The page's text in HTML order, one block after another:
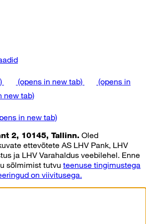
(opens in new tab)
(opens in
new tab)
in new tab)
2, 10145, Tallinn. Oled
ettevõtete AS LHV Pank, LHV
ja LHV Varahaldus veebilehel. Enne
sõlmimist tutvu teenuse tingimustega
on viivitusega.